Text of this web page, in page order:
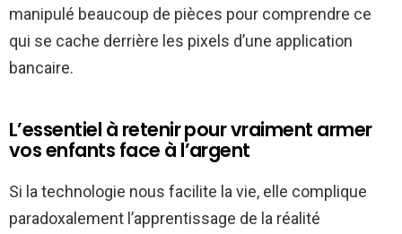
manipulé beaucoup de pièces pour comprendre ce
qui se cache derrière les pixels d’une application
bancaire.
L’essentiel à retenir pour vraiment armer
vos enfants face à l’argent
Si la technologie nous facilite la vie, elle complique
paradoxalement l’apprentissage de la réalité